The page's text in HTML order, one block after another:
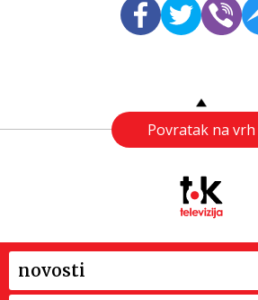
Povratak na vrh
novosti